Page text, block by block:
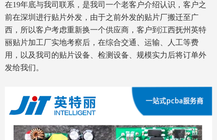
在19年底与我司联系，是我司一个老客户介绍认识，客户之
前在深圳进行贴片外发，由于之前外发的贴片厂搬迁至广
西，所以客户考虑重新换一个供应商，客户到江西抚州英特
丽贴片加工厂实地考察后，在综合交通、运输、人工等费
用，以及我司的贴片设备、检测设备、规模实力后将订单外
发给我们。